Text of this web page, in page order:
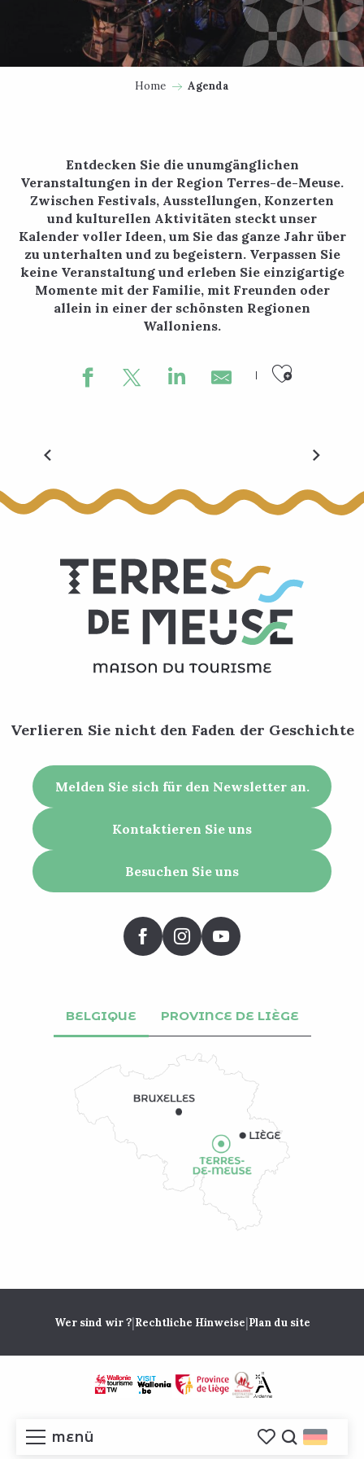
MENÜ
Home Agenda
Entdecken Sie die unumgänglichen
Veranstaltungen in der Region Terres-de-Meuse.
Zwischen Festivals, Ausstellungen, Konzerten
und kulturellen Aktivitäten steckt unser
Kalender voller Ideen, um Sie das ganze Jahr über
zu unterhalten und zu begeistern. Verpassen Sie
keine Veranstaltung und erleben Sie einzigartige
Momente mit der Familie, mit Freunden oder
allein in einer der schönsten Regionen
Walloniens.
Verlieren Sie nicht den Faden der Geschichte
Melden Sie sich für den Newsletter an.
Kontaktieren Sie uns
Besuchen Sie uns
BELGIQUE PROVINCE DE LIÈGE
Wer sind wir ?|Rechtliche Hinweise|Plan du site